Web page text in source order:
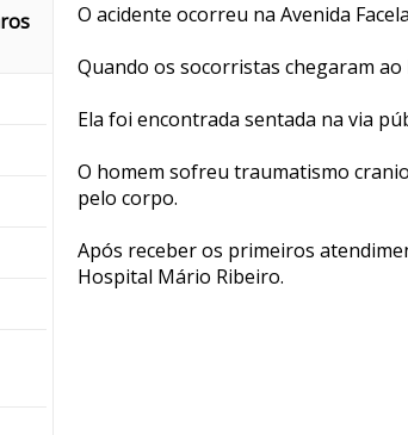
O acidente ocorreu na Avenida
Quando os socorristas chegaram
Ela foi encontrada sentada na via
O homem sofreu traumatismo
pelo corpo.
Após receber os primeiros
Hospital Mário Ribeiro.